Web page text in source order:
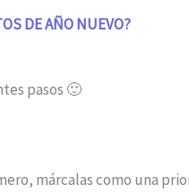
DE AÑO NUEVO?
pasos 🙂
márcalas como una